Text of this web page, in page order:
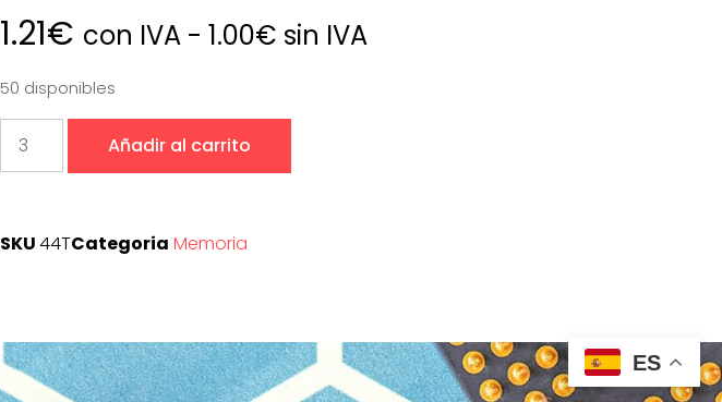
1.21€ con IVA - 1.00€ sin IVA
50 disponibles
Añadir al carrito
SKU44TCategoria Memoria
ES